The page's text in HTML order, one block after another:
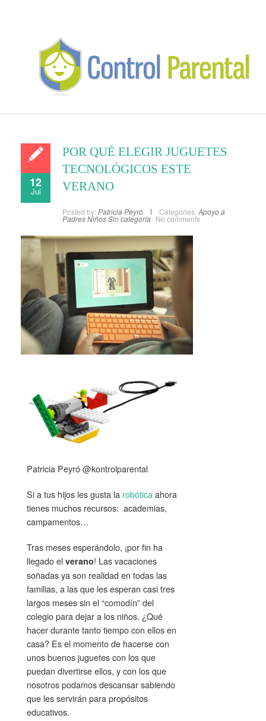
12
Jul
POR QUÉ ELEGIR JUGUETES
TECNOLÓGICOS ESTE
VERANO
Posted by: Patricia Peyró Categories: Apoyo a
PadresNiñosSin categoría No comments
Patricia Peyró @kontrolparental
Si a tus hijos les gusta la robótica ahora
tienes muchos recursos: academias,
campamentos…
Tras meses esperándolo, ¡por fin ha
llegado el verano! Las vacaciones
soñadas ya son realidad en todas las
familias, a las que les esperan casi tres
largos meses sin el “comodín” del
colegio para dejar a los niños. ¿Qué
hacer durante tanto tiempo con ellos en
casa? Es el momento de hacerse con
unos buenos juguetes con los que
puedan divertirse ellos, y con los que
nosotros podamos descansar sabiendo
que les servirán para propósitos
educativos.